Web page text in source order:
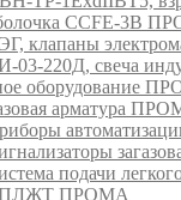
CCFE-3B
клапаны
03-220Д, свеча
оборудование
арматура
подачи
ПРОМА